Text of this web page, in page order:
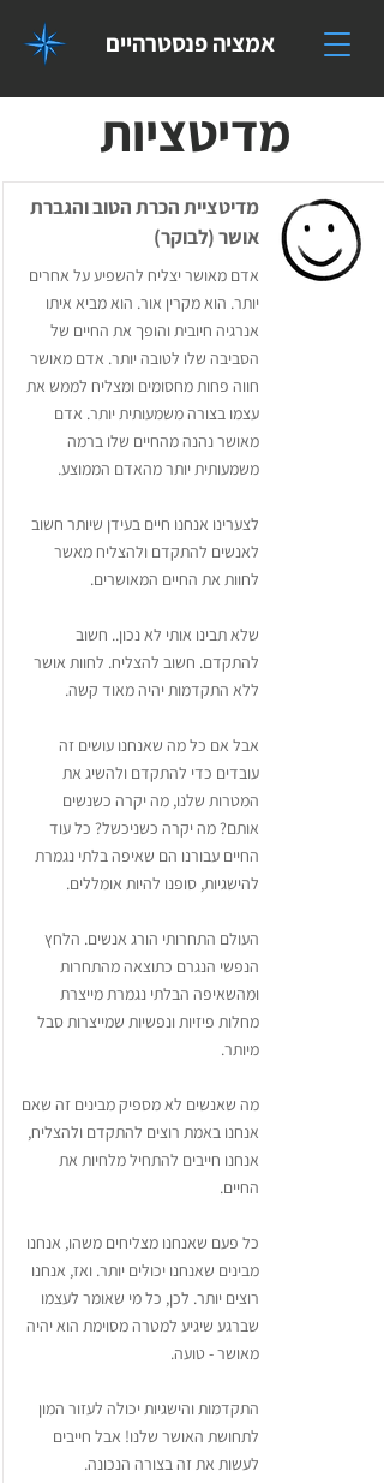
אמציה פנסטרהיים
מדיטציות
מדיטציית הכרת הטוב והגברת
אושר (לבוקר)
אדם מאושר יצליח להשפיע על אחרים
יותר. הוא מקרין אור. הוא מביא איתו
אנרגיה חיובית והופך את החיים של
הסביבה שלו לטובה יותר. אדם מאושר
חווה פחות מחסומים ומצליח לממש את
עצמו בצורה משמעותית יותר. אדם
מאושר נהנה מהחיים שלו ברמה
משמעותית יותר מהאדם הממוצע.
לצערינו אנחנו חיים בעידן שיותר חשוב
לאנשים להתקדם ולהצליח מאשר
לחוות את החיים המאושרים.
שלא תבינו אותי לא נכון.. חשוב
להתקדם. חשוב להצליח. לחוות אושר
ללא התקדמות יהיה מאוד קשה.
אבל אם כל מה שאנחנו עושים זה
עובדים כדי להתקדם ולהשיג את
המטרות שלנו, מה יקרה כשנשים
אותם? מה יקרה כשניכשל? כל עוד
החיים עבורנו הם שאיפה בלתי נגמרת
להישגיות, סופנו להיות אומללים.
העולם התחרותי הורג אנשים. הלחץ
הנפשי הנגרם כתוצאה מהתחרות
ומהשאיפה הבלתי נגמרת מייצרת
מחלות פיזיות ונפשיות שמייצרות סבל
מיותר.
מה שאנשים לא מספיק מבינים זה שאם
אנחנו באמת רוצים להתקדם ולהצליח,
אנחנו חייבים להתחיל מלחיות את
החיים.
כל פעם שאנחנו מצליחים משהו, אנחנו
מבינים שאנחנו יכולים יותר. ואז, אנחנו
רוצים יותר. לכן, כל מי שאומר לעצמו
שברגע שיגיע למטרה מסוימת הוא יהיה
מאושר - טועה.
התקדמות והישגיות יכולה לעזור המון
לתחושת האושר שלנו! אבל חייבים
לעשות את זה בצורה הנכונה.